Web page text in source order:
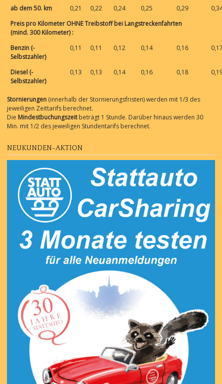
ab dem 50. km
0,21 0,22 0,24 0,25 0,29
Preis pro Kilometer OHNE Treibstoffbei Langstreckenfahrten
(mind. 300 Kilometer) :
Benzin (-
Selbstzahler)
0,11 0,11 0,12 0,14 0,16
Diesel (-
Selbstzahler)
0,13 0,13 0,14 0,16 0,18
Stornierungen (innerhalb der Stornierungsfristen) werden mit 1/3 des
jeweiligen Zeittarifs berechnet.
Die Mindestbuchungszeitbeträgt 1 Stunde. Darüber hinaus werden 30
Min. mit 1/2 des jeweiligen Stundentarifs berechnet.
NEUKUNDEN-AKTION